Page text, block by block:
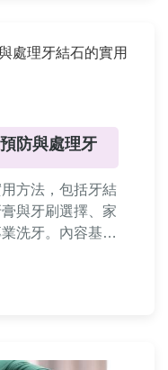
防與處理牙
方法，包括牙結
與牙刷選擇、家
洗牙。內容基於
，改善口腔健